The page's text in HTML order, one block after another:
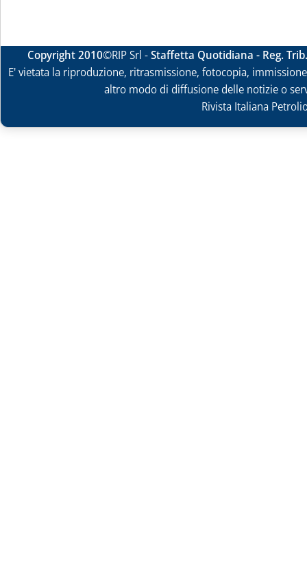
Copyright 2010©RIP Srl -Staffetta Quotidiana - Reg.
E' vietata la riproduzione, ritrasmissione, fotocopia,
altro modo di diffusione delle notizie o
Rivista Italiana